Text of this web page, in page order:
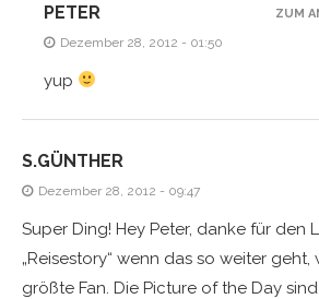
PETER
Dezember 28, 2012 - 01:50
yup
ZUM
S.GÜNTHER
Dezember 28, 2012 - 09:47
Super Ding! Hey Peter, danke für den
„Reisestory“ wenn das so weiter
größte Fan. Die Picture of the Day